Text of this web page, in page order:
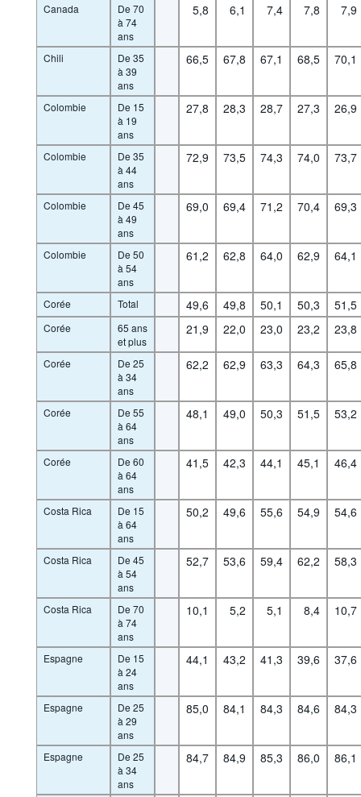
Canada
De 70
à 74
ans
5,8 6,1 7,4 7,8 7,9
Chili
De 35
à 39
ans
66,5 67,8 67,1 68,5 70,1
Colombie
De 15
à 19
ans
27,8 28,3 28,7 27,3 26,9
Colombie
De 35
à 44
ans
72,9 73,5 74,3 74,0 73,7
Colombie
De 45
à 49
ans
69,0 69,4 71,2 70,4 69,3
Colombie
De 50
à 54
ans
61,2 62,8 64,0 62,9 64,1
Corée Total 49,6 49,8 50,1 50,3 51,5
Corée
65 ans
et plus
21,9 22,0 23,0 23,2 23,8
Corée
De 25
à 34
ans
62,2 62,9 63,3 64,3 65,8
Corée
De 55
à 64
ans
48,1 49,0 50,3 51,5 53,2
Corée
De 60
à 64
ans
41,5 42,3 44,1 45,1 46,4
Costa Rica
De 15
à 64
ans
50,2 49,6 55,6 54,9 54,6
Costa Rica
De 45
à 54
ans
52,7 53,6 59,4 62,2 58,3
Costa Rica
De 70
à 74
ans
10,1 5,2 5,1 8,4 10,7
Espagne
De 15
à 24
ans
44,1 43,2 41,3 39,6 37,6
Espagne
De 25
à 29
ans
85,0 84,1 84,3 84,6 84,3
Espagne
De 25
à 34
ans
84,7 84,9 85,3 86,0 86,1